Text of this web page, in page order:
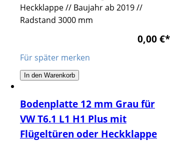
Heckklappe // Baujahr ab 2019 //
Radstand 3000 mm
0,00 €*
Für später merken
In den Warenkorb
Bodenplatte 12 mm Grau für
VW T6.1 L1 H1 Plus mit
Flügeltüren oder Heckklappe